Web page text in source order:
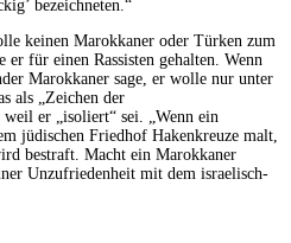
bezeichneten.“
keinen Marokkaner oder Türken zum
für einen Rassisten gehalten. Wenn
Marokkaner sage, er wolle nur unter
als „Zeichen der
er „isoliert“ sei. „Wenn ein
jüdischen Friedhof Hakenkreuze malt,
bestraft. Macht ein Marokkaner
Unzufriedenheit mit dem israelisch-